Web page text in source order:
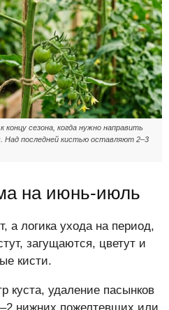
сезона, когда нужно направить
Над последней кистью оставляют 2–3
на июнь-июль
а логика ухода на период,
загущаются, цветут и
кисти.
куста, удаление пасынков
нижних пожелтевших или